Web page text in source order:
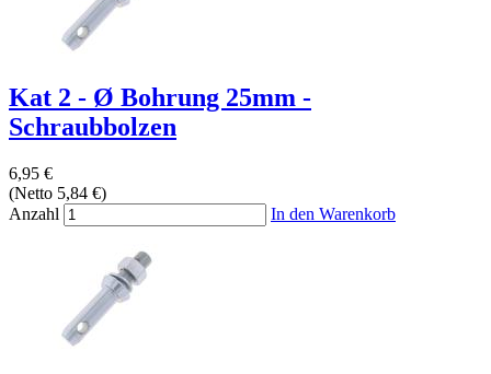
Kat 2 - Ø Bohrung 25mm -
Schraubbolzen
6,95 €
(Netto 5,84 €)
Anzahl
In den Warenkorb